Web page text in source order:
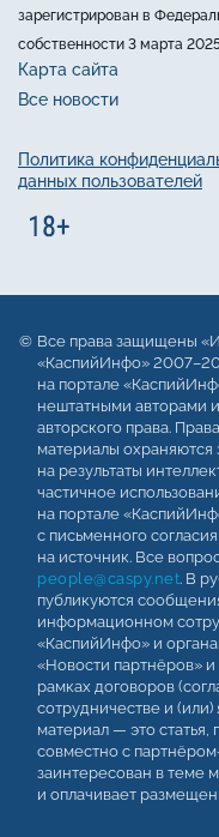
зарегистрирован в
собственности 3 марта
Карта сайта
Все новости
Политика
данных пользователей
Все права защищены
«КаспийИнфо»
на портале
нештатными авторами
авторского права.
материалы охраняются
на результаты
частичное
на портале
с письменного
на источник. Все
people@caspy.net. В
публикуются
информационном
«КаспийИнфо» и
«Новости партнёров»
рамках договоров
сотрудничестве и
материал — это
совместно с
заинтересован в теме
и оплачивает